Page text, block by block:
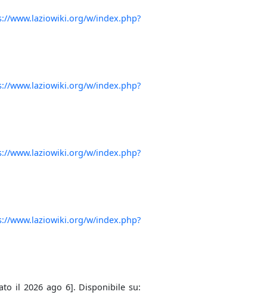
www.laziowiki.org/w/index.php?
www.laziowiki.org/w/index.php?
www.laziowiki.org/w/index.php?
www.laziowiki.org/w/index.php?
il 2026 ago 6]. Disponibile su: